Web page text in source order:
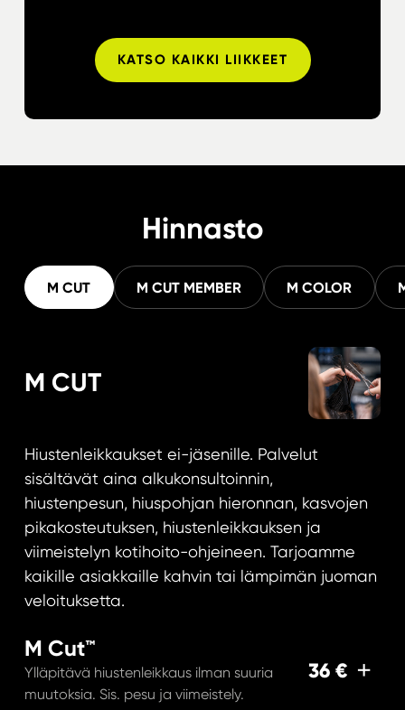
KATSO KAIKKI LIIKKEET
Hinnasto
M CUT M CUT MEMBER M COLOR
M CUT
Hiustenleikkaukset ei-jäsenille. Palvelut
sisältävät aina alkukonsultoinnin,
hiustenpesun, hiuspohjan hieronnan, kasvojen
pikakosteutuksen, hiustenleikkauksen ja
viimeistelyn kotihoito-ohjeineen. Tarjoamme
kaikille asiakkaille kahvin tai lämpimän juoman
veloituksetta.
M Cut™
Ylläpitävä hiustenleikkaus ilman suuria
muutoksia. Sis. pesu ja viimeistely.
36 €